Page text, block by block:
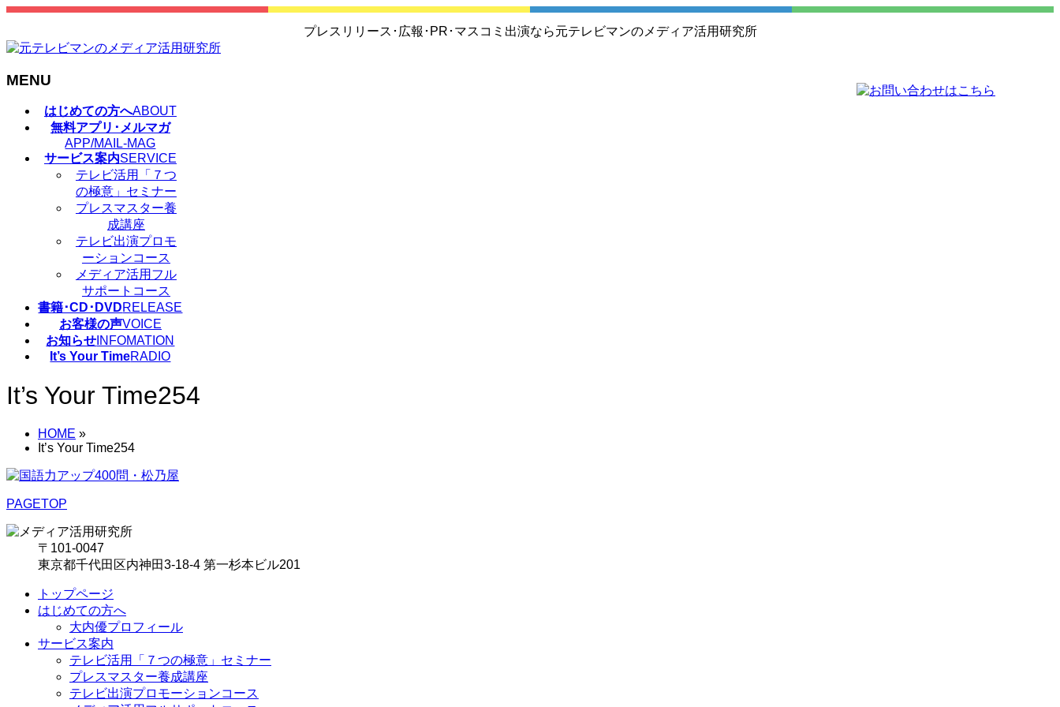
プレスリリース･広報･PR･マスコミ出演なら元テレビマンのメディア活用研究所
MENU
はじめての方へABOUT
無料アプリ･メルマガ
APP/MAIL-MAG
サービス案内SERVICE
テレビ活用「７つ
の極意」セミナー
プレスマスター養
成講座
テレビ出演プロモ
ーションコース
メディア活用フル
サポートコース
書籍･CD･DVDRELEASE
お客様の声VOICE
お知らせ INFOMATION
It’s Your TimeRADIO
It’s Your Time254
HOME »
It’s Your Time254
PAGETOP
〒101-0047
東京都千代田区内神田3-18-4 第一杉本ビル201
トップページ
はじめての方へ
大内優プロフィール
サービス案内
テレビ活用「７つの極意」セミナー
プレスマスター養成講座
テレビ出演プロモーションコース